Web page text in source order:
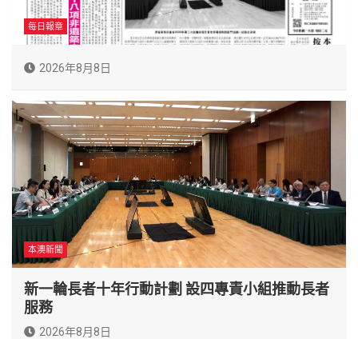
每日報章
2026年8月8日
本澳新聞
新一輪長者十年行動計劃 設四專責小組推動長者
服務
2026年8月8日